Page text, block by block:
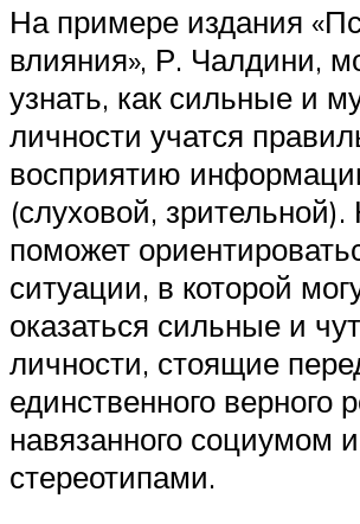
На примере издания
влияния», Р. Чалдини,
узнать, как сильные и
личности учатся
восприятию
(слуховой, зрительной).
поможет
ситуации, в которой
оказаться сильные и
личности, стоящие
единственного верного
навязанного социумом и
стереотипами.